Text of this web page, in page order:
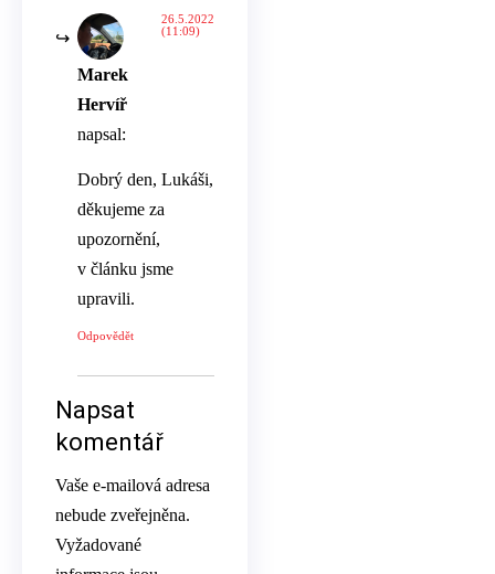
Marek
Hervíř
napsal:
26.5.2022
(11:09)
Dobrý den, Lukáši,
děkujeme za
upozornění,
v článku jsme
upravili.
Odpovědět
Napsat
komentář
Vaše e-mailová adresa
nebude zveřejněna.
Vyžadované